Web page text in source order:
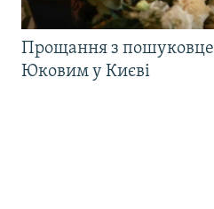
Прощання з
Юковим у Києві